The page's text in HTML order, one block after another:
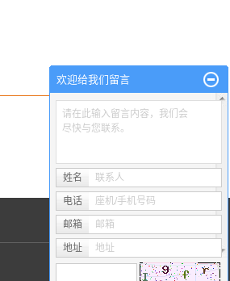
欢迎给我们留言
请在此输入留言内容，我们会
尽快与您联系。
姓名 联系人
电话 座机/手机号码
邮箱 邮箱
地址 地址